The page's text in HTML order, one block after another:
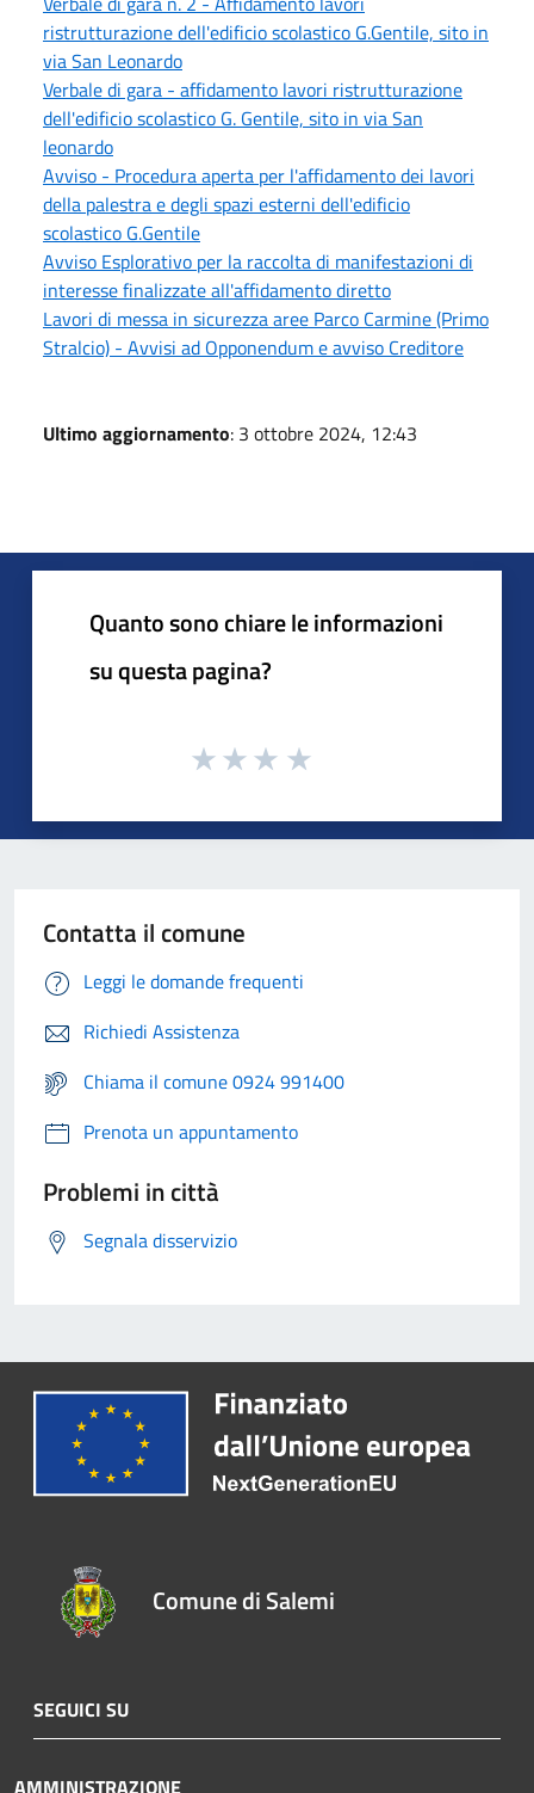
ristrutturazione dell'edificio scolastico G.Gentile, sito in
via San Leonardo
Verbale di gara - affidamento lavori ristrutturazione
dell'edificio scolastico G. Gentile, sito in via San
leonardo
Avviso - Procedura aperta per l'affidamento dei lavori
della palestra e degli spazi esterni dell'edificio
scolastico G.Gentile
Avviso Esplorativo per la raccolta di manifestazioni di
interesse finalizzate all'affidamento diretto
Lavori di messa in sicurezza aree Parco Carmine (Primo
Stralcio) - Avvisi ad Opponendum e avviso Creditore
Ultimo aggiornamento: 3 ottobre 2024, 12:43
Quanto sono chiare le informazioni
su questa pagina?
Contatta il comune
Leggi le domande frequenti
Richiedi Assistenza
Chiama il comune 0924 991400
Prenota un appuntamento
Problemi in città
Segnala disservizio
Comune di Salemi
SEGUICI SU
AMMINISTRAZIONE